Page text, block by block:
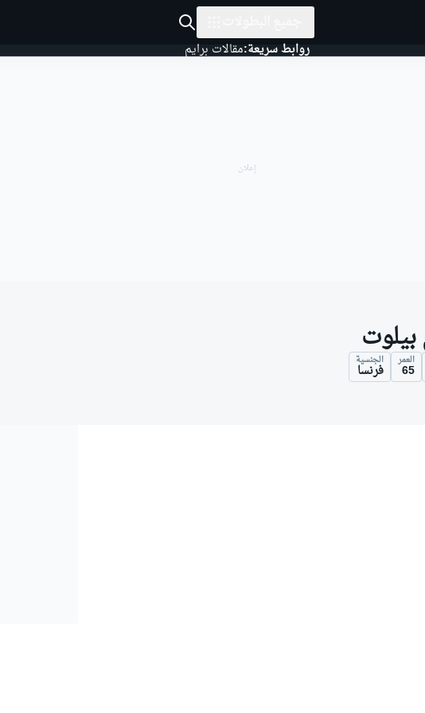
روابط سريعة:مقالات برايم
العمر
65
الجنسية
فرنسا